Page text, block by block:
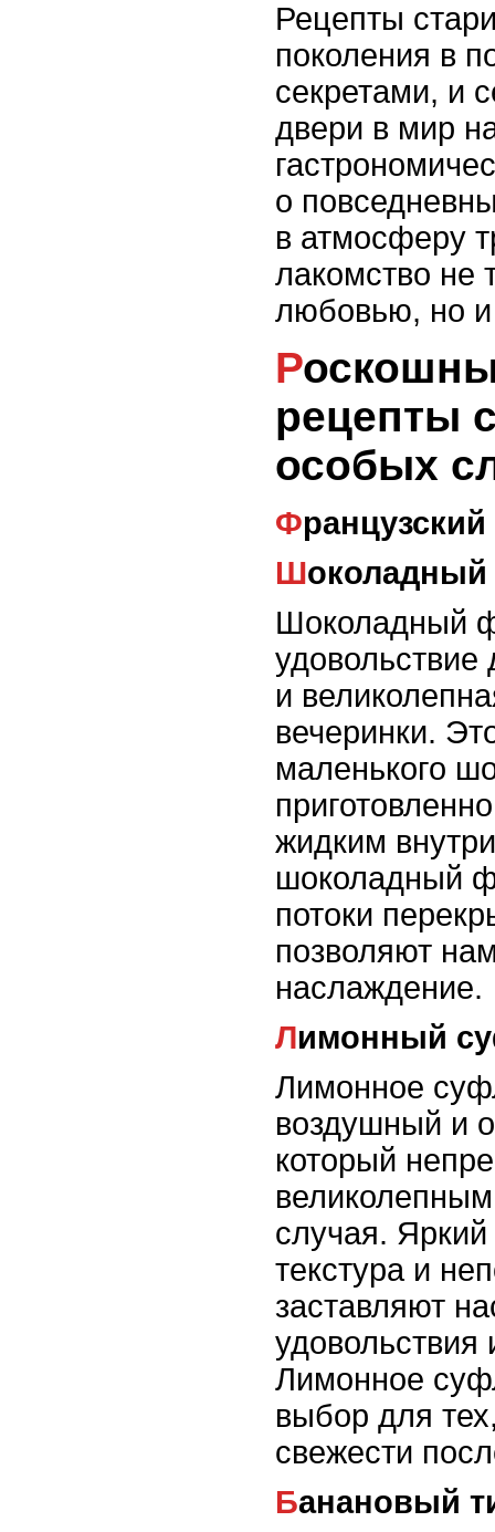
Рецепты
поколения в
секретами, и
двери в мир
о
в атмосферу
лакомство не
любовью, но и
Роскошные десерты:
рецепты
особых
Шоколадный
и
вечеринки.
маленького
жидким
шоколадный
потоки
позволяют
наслаждение.
Лимонный
Лимонное
воздушный и
который
случая.
текстура и
заставляют
Лимонное
выбор для
свежести
Банановый